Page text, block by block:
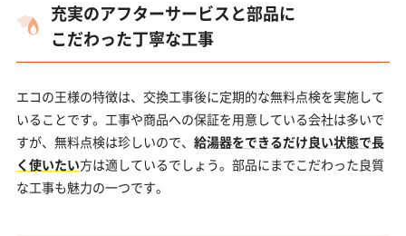
充実のアフターサービスと部品に
こだわった丁寧な工事
エコの王様の特徴は、交換工事後に定期的な無料点検を実施して
いることです。工事や商品への保証を用意している会社は多いで
すが、無料点検は珍しいので、 給湯器をできるだけ良い状態で長
く使いたい方は適しているでしょう。部品にまでこだわった良質
な工事も魅力の一つです。